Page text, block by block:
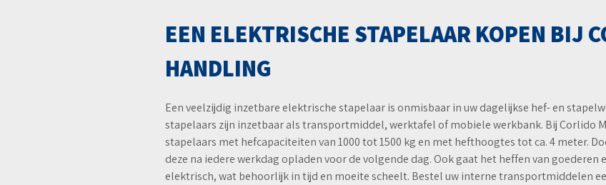
EEN ELEKTRISCHE STAPELAAR KOPEN BIJ
HANDLING
Een veelzijdig inzetbare elektrische stapelaar is onmisbaar in uw dagelijkse hef- en
stapelaars zijn inzetbaar als transportmiddel, werktafel of mobiele werkbank. Bij Corlido
stapelaars met hefcapaciteiten van 1000 tot 1500 kg en met hefthoogtes tot ca. 4 meter.
deze na iedere werkdag opladen voor de volgende dag. Ook gaat het heffen van goederen
elektrisch, wat behoorlijk in tijd en moeite scheelt. Bestel uw interne transportmiddelen